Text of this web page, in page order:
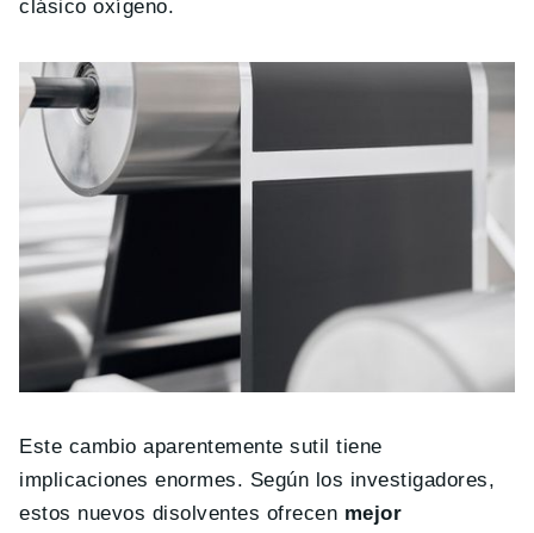
clásico oxígeno.
Este cambio aparentemente sutil tiene
implicaciones enormes. Según los investigadores,
estos nuevos disolventes ofrecen mejor